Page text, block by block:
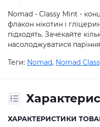
Nomad - Classy Mint -
флакон нікотин і
підходять. Зачекайте
насолоджуватися
Теги: Nomad, Nomad
ХАРАКТЕРИСТИКИ